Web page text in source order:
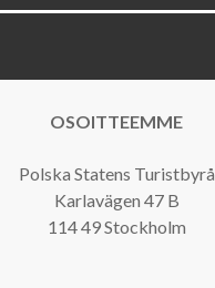
OSOITTEEMME
Polska Statens Turistbyrå
Karlavägen 47 B
114 49 Stockholm